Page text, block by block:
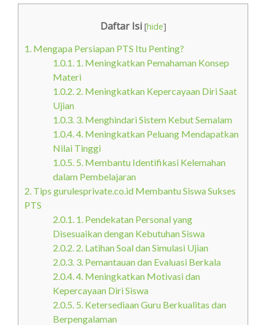
Daftar Isi [hide]
1. Mengapa Persiapan PTS Itu Penting?
1.0.1. 1. Meningkatkan Pemahaman Konsep
Materi
1.0.2. 2. Meningkatkan Kepercayaan Diri Saat
Ujian
1.0.3. 3. Menghindari Sistem Kebut Semalam
1.0.4.4. Meningkatkan Peluang Mendapatkan
Nilai Tinggi
1.0.5. 5. Membantu Identifikasi Kelemahan
dalam Pembelajaran
2. Tips gurulesprivate.co.id Membantu Siswa Sukses
PTS
2.0.1. 1. Pendekatan Personal yang
Disesuaikan dengan Kebutuhan Siswa
2.0.2. 2. Latihan Soal dan Simulasi Ujian
2.0.3. 3. Pemantauan dan Evaluasi Berkala
2.0.4.4. Meningkatkan Motivasi dan
Kepercayaan Diri Siswa
2.0.5. 5. Ketersediaan Guru Berkualitas dan
Berpengalaman